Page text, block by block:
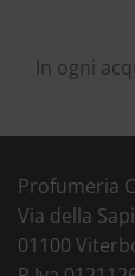
In ogni
Profumeria
Via della
01100